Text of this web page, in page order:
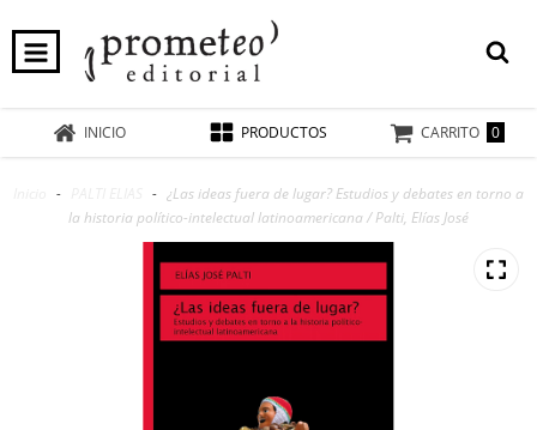
INICIO PRODUCTOS CARRITO 0
- - ¿Las ideas fuera de lugar? Estudios y debates en torno a
la historia político-intelectual latinoamericana / Palti, Elías José